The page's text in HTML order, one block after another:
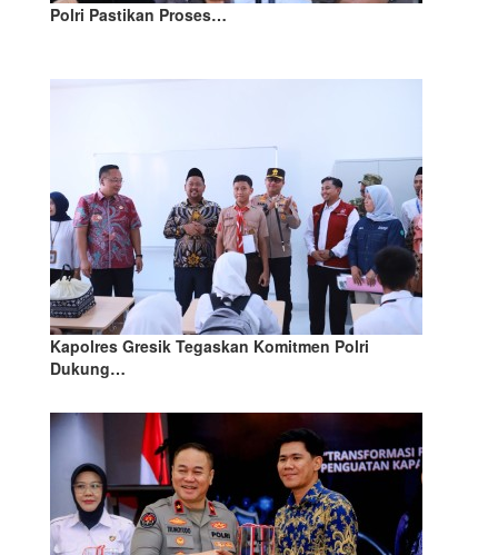
Polri Pastikan Proses…
Kapolres Gresik Tegaskan Komitmen Polri
Dukung…